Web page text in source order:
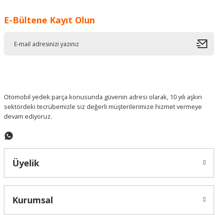
Ürün resmi kalitesiz, bozuk veya görüntülenemiyor.
E-Bültene Kayıt Olun
Otomobil yedek parça konusunda güvenin adresi olarak, 10 yılı aşkın
sektördeki tecrübemizle siz değerli müşterilerimize hizmet vermeye
devam ediyoruz.
Üyelik
Kurumsal